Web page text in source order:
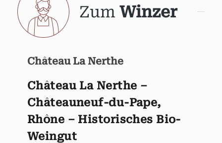
Zum Winzer
Château La Nerthe
Château La Nerthe –
Châteauneuf-du-Pape,
Rhône – Historisches Bio-
Weingut